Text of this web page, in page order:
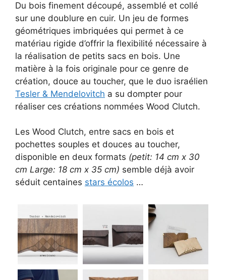
Du bois finement découpé, assemblé et collé
sur une doublure en cuir. Un jeu de formes
géométriques imbriquées qui permet à ce
matériau rigide d’offrir la flexibilité nécessaire à
la réalisation de petits sacs en bois. Une
matière à la fois originale pour ce genre de
création, douce au toucher, que le duo israélien
Tesler & Mendelovitch a su dompter pour
réaliser ces créations nommées Wood Clutch.
Les Wood Clutch, entre sacs en bois et
pochettes souples et douces au toucher,
disponible en deux formats (petit: 14 cm x 30
cm Large: 18 cm x 35 cm) semble déjà avoir
séduit centaines stars écolos …